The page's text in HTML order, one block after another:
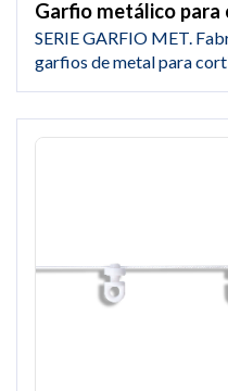
Garfio metálico para
SERIE GARFIO MET.
garfios de metal para